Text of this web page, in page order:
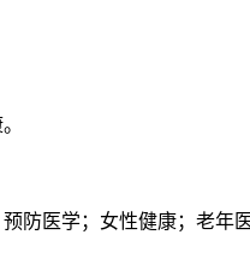
防医学；女性健康；老